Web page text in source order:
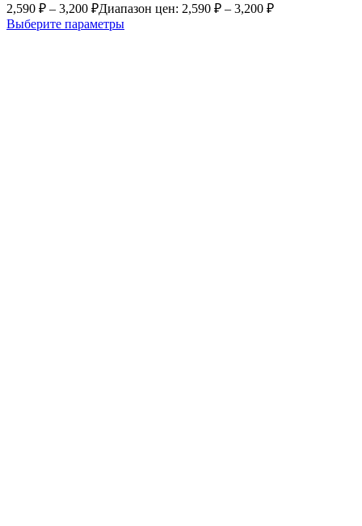
2,590 ₽ – 3,200 ₽Диапазон цен: 2,590 ₽ – 3,200 ₽
Выберите параметры